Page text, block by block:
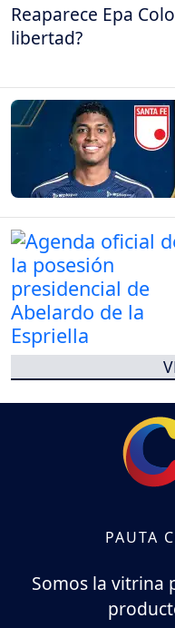
Reaparece Epa
libertad?
PAUTA
Somos la vitrina